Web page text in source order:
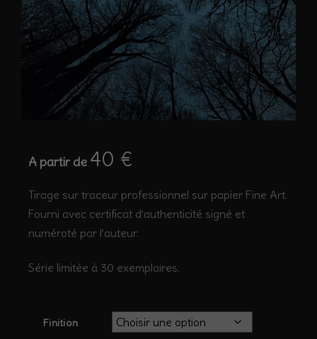
A partir de 40 €
Tirage sur traceur professionnel sur papier Fine Art.
Fourni avec certificat d’authenticité signé et
numéroté par l’auteur.
Série limitée à 30 exemplaires.
Finition